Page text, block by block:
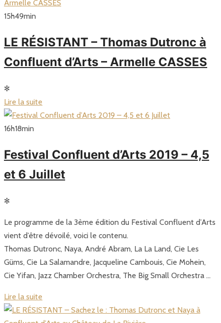
15h49min
LE RÉSISTANT – Thomas Dutronc à
Confluent d’Arts – Armelle CASSES
✻
Lire la suite
16h18min
Festival Confluent d’Arts 2019 – 4,5
et 6 Juillet
✻
Le programme de la 3ème édition du Festival Confluent d’Arts
vient d’être dévoilé, voici le contenu.
Thomas Dutronc, Naya, André Abram, La La Land, Cie Les
Güms, Cie La Salamandre, Jacqueline Cambouis, Cie Mohein,
Cie Yifan, Jazz Chamber Orchestra, The Big Small Orchestra …
Lire la suite